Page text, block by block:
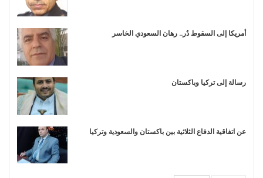
أمريكا إلى السقوط دُر.. رهان السعودي الخاسر
رسالة إلى تركيا وباكستان
عن اتفاقية الدفاع الثلاثية بين باكستان والسعودية وتركيا